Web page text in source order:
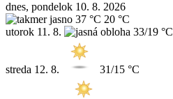
dnes, pondelok 10. 8. 2026
37 °C 20 °C
utorok 11. 8. 33/19 °C
streda 12. 8. 31/15 °C